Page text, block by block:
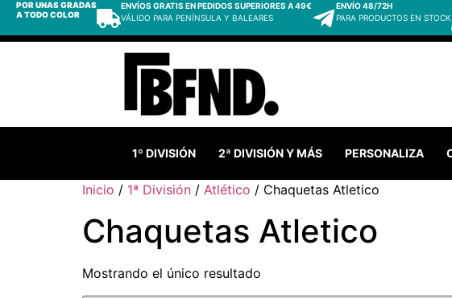
POR UNAS GRADAS
A TODO COLOR
ENVÍOS GRATIS EN PEDIDOS SUPERIORES A 49€
VÁLIDO PARA PENÍNSULA Y BALEARES
ENVÍO 48/72H
PARA PRODUCTOS EN STOCK
1º DIVISIÓN 2ª DIVISIÓN Y MÁS PERSONALIZA
Inicio / 1ª División / Atlético / Chaquetas Atletico
Chaquetas Atletico
Mostrando el único resultado